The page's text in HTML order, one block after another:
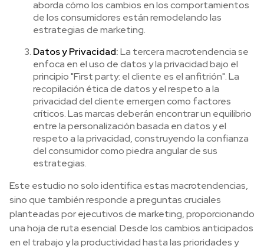
aborda cómo los cambios en los comportamientos
de los consumidores están remodelando las
estrategias de marketing.
Datos y Privacidad:La tercera macrotendencia se
enfoca en el uso de datos y la privacidad bajo el
principio "First party: el cliente es el anfitrión". La
recopilación ética de datos y el respeto a la
privacidad del cliente emergen como factores
críticos. Las marcas deberán encontrar un equilibrio
entre la personalización basada en datos y el
respeto a la privacidad, construyendo la confianza
del consumidor como piedra angular de sus
estrategias.
Este estudio no solo identifica estas macrotendencias,
sino que también responde a preguntas cruciales
planteadas por ejecutivos de marketing, proporcionando
una hoja de ruta esencial. Desde los cambios anticipados
en el trabajo y la productividad hasta las prioridades y